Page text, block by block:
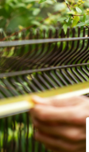
Airco
Alarmsystemen
Architect
Asbest
Bestrating
Cv-ketels
Dakwerken